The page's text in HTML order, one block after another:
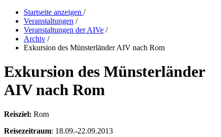
Startseite anzeigen /
Veranstaltungen /
Veranstaltungen der AIVe /
Archiv /
Exkursion des Münsterländer AIV nach Rom
Exkursion des Münsterländer
AIV nach Rom
Reisziel: Rom
Reisezeitraum: 18.09.-22.09.2013